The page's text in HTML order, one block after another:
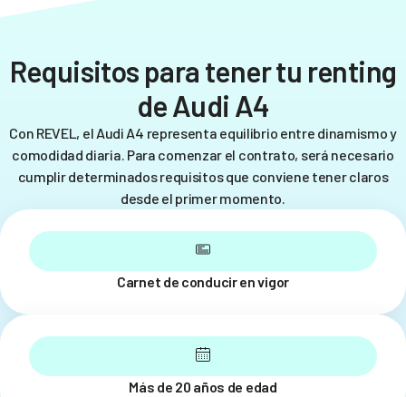
Requisitos para tener tu renting
de Audi A4
Con REVEL, el Audi A4 representa equilibrio entre dinamismo y
comodidad diaria. Para comenzar el contrato, será necesario
cumplir determinados requisitos que conviene tener claros
desde el primer momento.
Carnet de conducir en vigor
Más de 20 años de edad